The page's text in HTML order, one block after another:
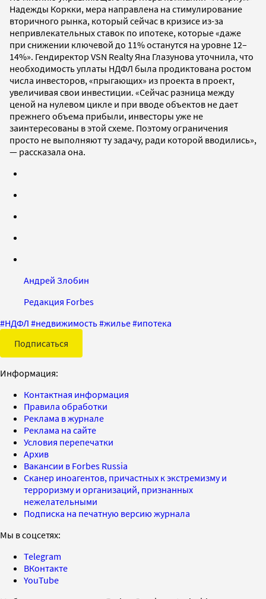
Надежды Коркки, мера направлена на стимулирование
вторичного рынка, который сейчас в кризисе из-за
непривлекательных ставок по ипотеке, которые «даже
при снижении ключевой до 11% останутся на уровне 12–
14%». Гендиректор VSN Realty Яна Глазунова уточнила, что
необходимость уплаты НДФЛ была продиктована ростом
числа инвесторов, «прыгающих» из проекта в проект,
увеличивая свои инвестиции. «Сейчас разница между
ценой на нулевом цикле и при вводе объектов не дает
прежнего объема прибыли, инвесторы уже не
заинтересованы в этой схеме. Поэтому ограничения
просто не выполняют ту задачу, ради которой вводились»,
— рассказала она.
Андрей Злобин
Редакция Forbes
#НДФЛ #недвижимость#жилье#ипотека
Подписаться
Информация:
Контактная информация
Правила обработки
Реклама в журнале
Реклама на сайте
Условия перепечатки
Архив
Вакансии в Forbes Russia
Сканер иноагентов, причастных к экстремизму и
терроризму и организаций, признанных
нежелательными
Подписка на печатную версию журнала
Мы в соцсетях:
Telegram
ВКонтакте
YouTube